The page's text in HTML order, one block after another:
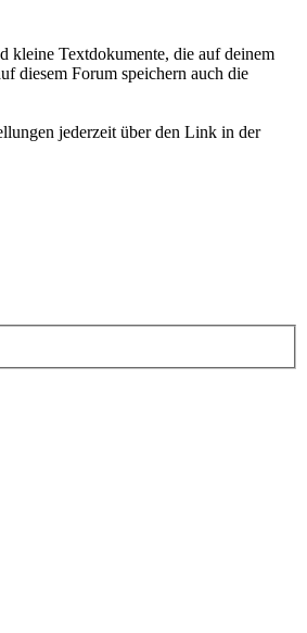
kleine Textdokumente, die auf deinem
diesem Forum speichern auch die
jederzeit über den Link in der